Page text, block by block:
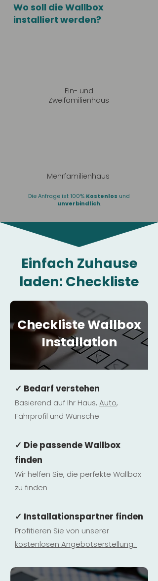
Wo soll die Wallbox
installiert werden?
Ein- und
Zweifamilienhaus
Mehrfamilienhaus
Die Anfrage ist 100% Kostenlos und
unverbindlich.
Einfach Zuhause
laden: Checkliste
Checkliste Wallbox
Installation
✓ Bedarf verstehen
Basierend auf Ihr Haus, Auto,
Fahrprofil und Wünsche
✓ Die passende Wallbox
finden
Wir helfen Sie, die perfekte Wallbox
zu finden
✓ Installationspartner finden
Profitieren Sie von unserer
kostenlosen Angebotserstellung.